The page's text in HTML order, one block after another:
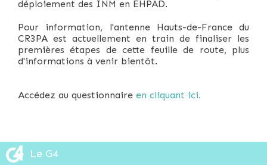
déploiement des INM en EHPAD.
Pour information, l'antenne Hauts-de-France du
CR3PA est actuellement en train de finaliser les
premières étapes de cette feuille de route, plus
d'informations à venir bientôt.
Accédez au questionnaire en cliquant ici.
Le G4